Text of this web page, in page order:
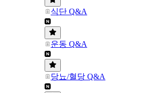
식단 Q&A
운동 Q&A
당뇨/혈당 Q&A